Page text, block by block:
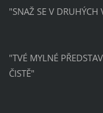
"SNAŽ SE V DRUHÝCH
"TVÉ MYLNÉ
ČISTĚ"